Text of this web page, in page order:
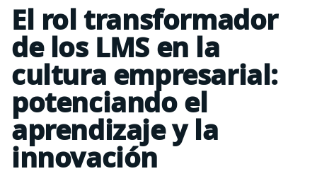
El rol transformador
de los LMS en la
cultura empresarial:
potenciando el
aprendizaje y la
innovación